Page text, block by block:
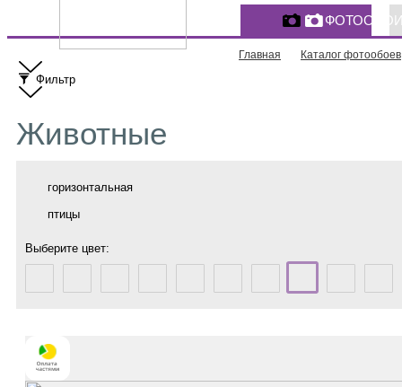
Главная Каталог фотообоев
Фильтр
Животные
горизонтальная
птицы
Выберите цвет: